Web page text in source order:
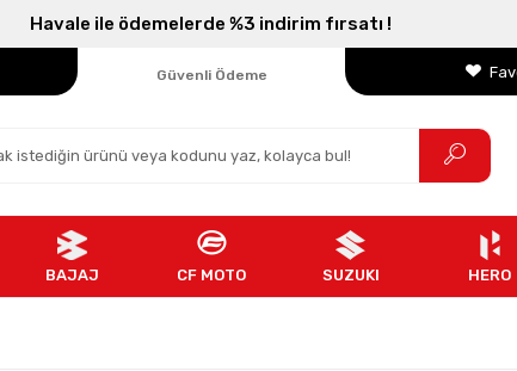
Havale ile ödemelerde %3 indirim fırsatı !
Parçanızın Online Adresi
Güvenli Ödeme
BAJAJ CF MOTO SUZUKI HERO